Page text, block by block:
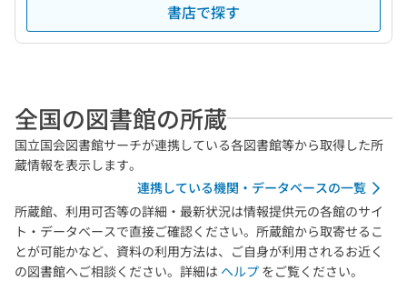
書店で探す
全国の図書館の所蔵
国立国会図書館サーチが連携している各図書館等から取得した所
蔵情報を表示します。
連携している機関・データベースの一覧
所蔵館、利用可否等の詳細・最新状況は情報提供元の各館のサイ
ト・データベースで直接ご確認ください。所蔵館から取寄せるこ
とが可能かなど、資料の利用方法は、ご自身が利用されるお近く
の図書館へご相談ください。詳細は ヘルプ をご覧ください。